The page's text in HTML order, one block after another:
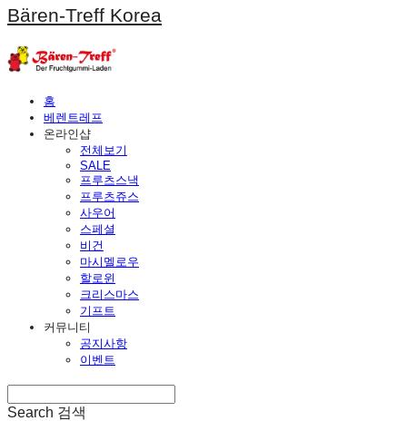
Bären-Treff Korea
홈
베렌트레프
온라인샵
전체보기
SALE
프루츠스낵
프루츠쥬스
사우어
스페셜
비건
마시멜로우
할로윈
크리스마스
기프트
커뮤니티
공지사항
이벤트
Search 검색